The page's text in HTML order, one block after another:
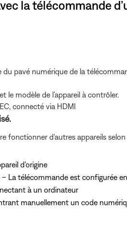
la télécommande
pavé numérique de la
modèle de l’appareil à contrôler.
connecté via HDMI
fonctionner d'autres appareils
d'origine
La télécommande est configurée
à un ordinateur
manuellement un code